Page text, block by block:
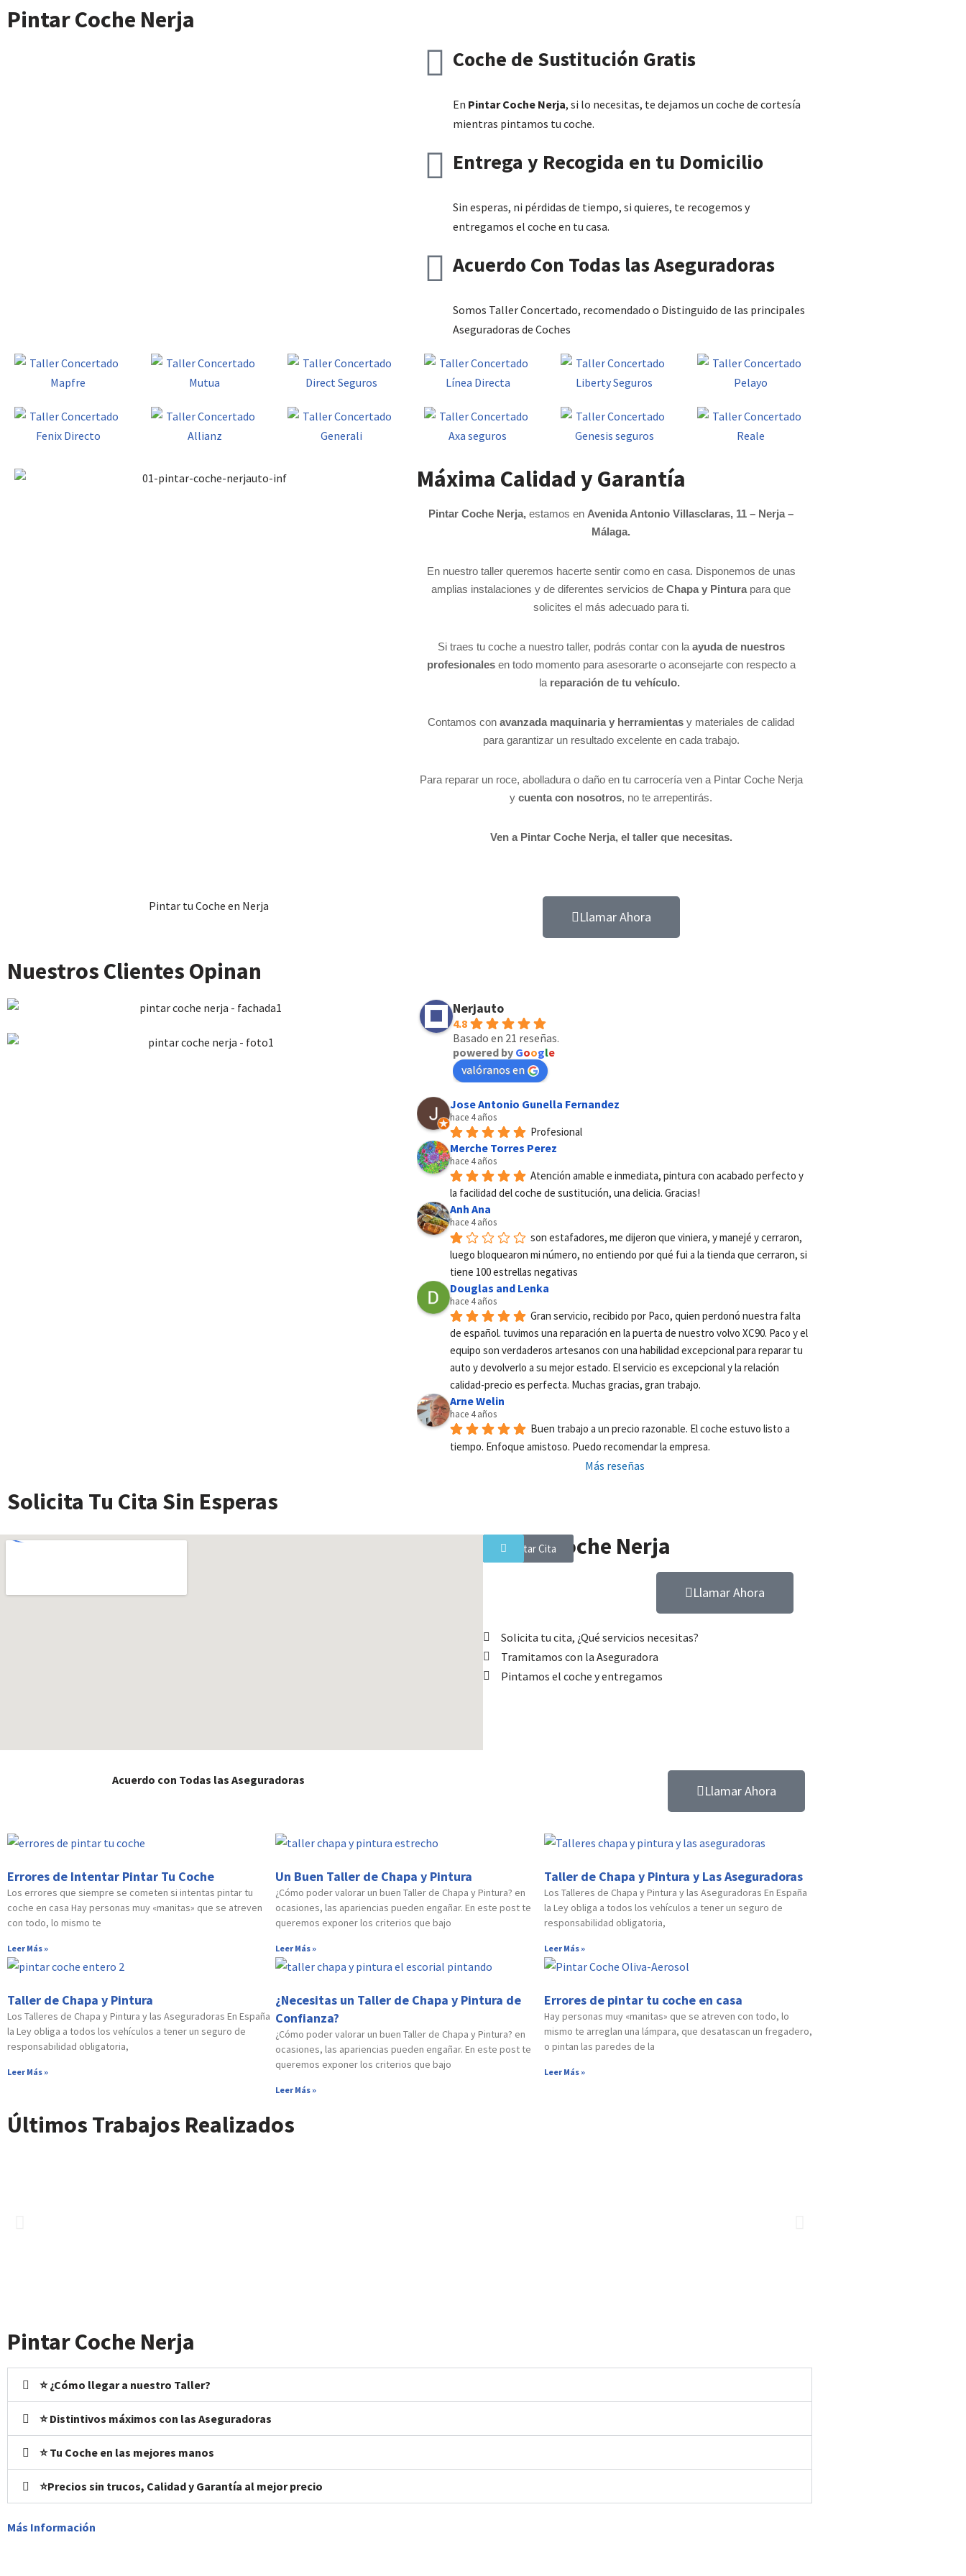
contenido
Pintar Coche Nerja
Coche de Sustitución Gratis
En Pintar Coche Nerja, si lo necesitas, te dejamos un coche de cortesía
mientras pintamos tu coche.
Entrega y Recogida en tu Domicilio
Sin esperas, ni pérdidas de tiempo, si quieres, te recogemos y
entregamos el coche en tu casa.
Acuerdo Con Todas las Aseguradoras
Somos Taller Concertado, recomendado o Distinguido de las principales
Aseguradoras de Coches
Máxima Calidad y Garantía
Pintar Coche Nerja, estamos en Avenida Antonio Villasclaras, 11 – Nerja –
Málaga.
En nuestro taller queremos hacerte sentir como en casa. Disponemos de unas
amplias instalaciones y de diferentes servicios de Chapa y Pintura para que
solicites el más adecuado para ti.
Si traes tu coche a nuestro taller, podrás contar con laayuda de nuestros
profesionalesen todo momento para asesorarte o aconsejarte con respecto a
la reparación de tu vehículo.
Contamos con avanzada maquinaria y herramientas y materiales de calidad
para garantizar un resultado excelente en cada trabajo.
Para reparar un roce, abolladura o daño en tu carrocería ven a Pintar Coche Nerja
y cuenta con nosotros, no te arrepentirás.
Ven a Pintar Coche Nerja, el taller que necesitas.
Pintar tu Coche en Nerja
Llamar Ahora
Nuestros Clientes Opinan
Nerjauto
4.8
Basado en 21 reseñas.
powered by Google
valóranos en
Jose Antonio Gunella Fernandez
hace 4 años
Profesional
Merche Torres Perez
hace 4 años
Atención amable e inmediata, pintura con acabado perfecto y
la facilidad del coche de sustitución, una delicia. Gracias!
Anh Ana
hace 4 años
son estafadores, me dijeron que viniera, y manejé y cerraron,
luego bloquearon mi número, no entiendo por qué fui a la tienda que cerraron, si
tiene 100 estrellas negativas
Douglas and Lenka
hace 4 años
Gran servicio, recibido por Paco, quien perdonó nuestra falta
de español. tuvimos una reparación en la puerta de nuestro volvo XC90. Paco y el
equipo son verdaderos artesanos con una habilidad excepcional para reparar tu
auto y devolverlo a su mejor estado. El servicio es excepcional y la relación
calidad-precio es perfecta. Muchas gracias, gran trabajo.
Arne Welin
hace 4 años
Buen trabajo a un precio razonable. El coche estuvo listo a
tiempo. Enfoque amistoso. Puedo recomendar la empresa.
Más reseñas
Solicita Tu Cita Sin Esperas
Pintar Coche Nerja
Llamar Ahora
Solicita tu cita, ¿Qué servicios necesitas?
Tramitamos con la Aseguradora
Pintamos el coche y entregamos
Solicitar Cita
Acuerdo con Todas las Aseguradoras
Llamar Ahora
Errores de Intentar Pintar Tu Coche
Los errores que siempre se cometen si intentas pintar tu
coche en casa Hay personas muy «manitas» que se atreven
con todo, lo mismo te
Leer Más »
Un Buen Taller de Chapa y Pintura
¿Cómo poder valorar un buen Taller de Chapa y Pintura? en
ocasiones, las apariencias pueden engañar. En este post te
queremos exponer los criterios que bajo
Leer Más »
Taller de Chapa y Pintura y Las Aseguradoras
Los Talleres de Chapa y Pintura y las Aseguradoras En España
la Ley obliga a todos los vehículos a tener un seguro de
responsabilidad obligatoria,
Leer Más »
Taller de Chapa y Pintura
Los Talleres de Chapa y Pintura y las Aseguradoras En España
la Ley obliga a todos los vehículos a tener un seguro de
responsabilidad obligatoria,
Leer Más »
¿Necesitas un Taller de Chapa y Pintura de
Confianza?
¿Cómo poder valorar un buen Taller de Chapa y Pintura? en
ocasiones, las apariencias pueden engañar. En este post te
queremos exponer los criterios que bajo
Leer Más »
Errores de pintar tu coche en casa
Hay personas muy «manitas» que se atreven con todo, lo
mismo te arreglan una lámpara, que desatascan un fregadero,
o pintan las paredes de la
Leer Más »
Últimos Trabajos Realizados
Pintar Coche Nerja
⭐ ¿Cómo llegar a nuestro Taller?
⭐ Distintivos máximos con las Aseguradoras
⭐ Tu Coche en las mejores manos
⭐Precios sin trucos, Calidad y Garantía al mejor precio
Más Información